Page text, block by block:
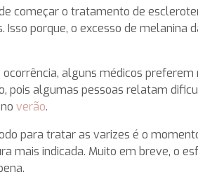
começar o tratamento de
Isso porque, o excesso de melanina
alguns médicos
pois algumas pessoas relatam
verão.
para tratar as varizes é o
mais indicada. Muito em breve, o